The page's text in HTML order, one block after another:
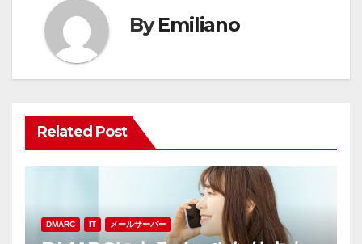
ゲ
ー
シ
ョ
ン
ByEmiliano
Related Post
DMARC IT メールサーバー